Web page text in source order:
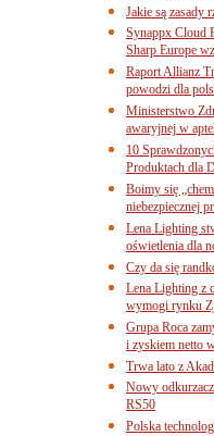
Jakie są zasady
Synappx Cloud
Sharp Europe
Raport Allianz
powodzi dla
Ministerstwo
awaryjnej w
10
Produktach dla
Boimy się
niebezpiecznej
Lena Lighting
oświetlenia dla
Czy da się
Lena Lighting z
wymogi rynku
Grupa Roca
i zyskiem netto
Trwa lato z
Nowy
RS50
Polska